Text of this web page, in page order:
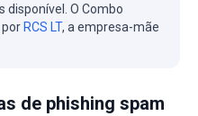
disponível. O Combo
RCS LT, a empresa-mãe
de phishing spam